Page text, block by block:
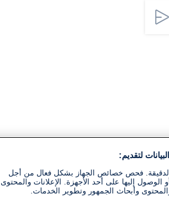
لتقديم:
الدقيقة. فحص خصائص الجهاز بشكل فعال من أجل
الوصول إليها على أحد الأجهزة. الإعلانات والمحتوى
وأبحاث الجمهور وتطوير الخدمات.